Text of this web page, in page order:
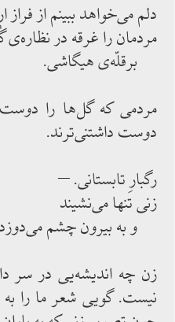
دلم می‌‌خواهد ببینم از فراز
مردمان را غرقه در نظاره‌‌ی
برقلّه‌‌ی هیگاشی.
مردمی كه گل‌‌ها را
دوست ‌‌داشتنی‌‌ترند.
رگبارِ تابستانی. –
زنی تنها می‌‌نشیند
و به بیرون چشم‌‌
زن چه اندیشه‌‌یی در سر
نیست. گویی شعر ما را